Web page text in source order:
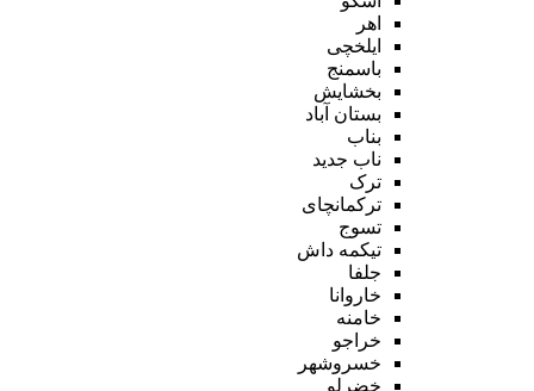
اهر
ایلخچی
باسمنج
بخشایش
بستان آباد
بناب
ناب جدید
ترک
ترکمانچای
تسوج
تیکمه داش
جلفا
خاروانا
خامنه
خراجو
خسروشهر
خضرلو